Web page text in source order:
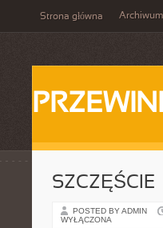
Strona główna Archiwum
SZCZĘŚCIE
POSTED BY ADMIN
WYŁĄCZONA